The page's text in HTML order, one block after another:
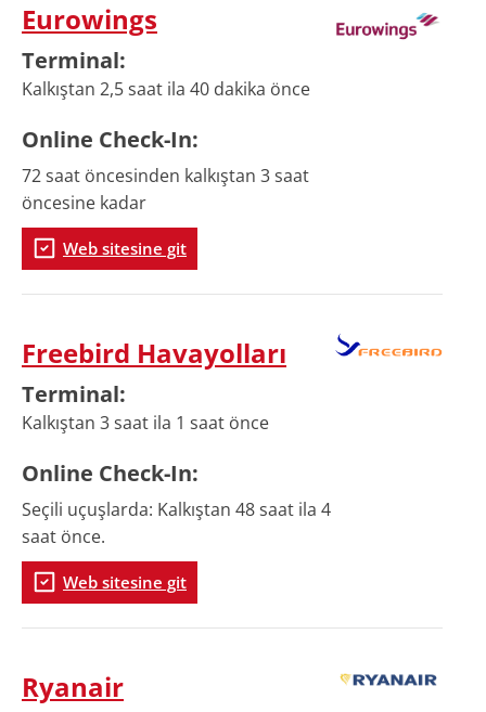
Eurowings
Terminal:
Kalkıştan 2,5 saat ila 40 dakika önce
Online Check-In:
72 saat öncesinden kalkıştan 3 saat
öncesine kadar
Web sitesine git
Freebird Havayolları
Terminal:
Kalkıştan 3 saat ila 1 saat önce
Online Check-In:
Seçili uçuşlarda: Kalkıştan 48 saat ila 4
saat önce.
Web sitesine git
Ryanair